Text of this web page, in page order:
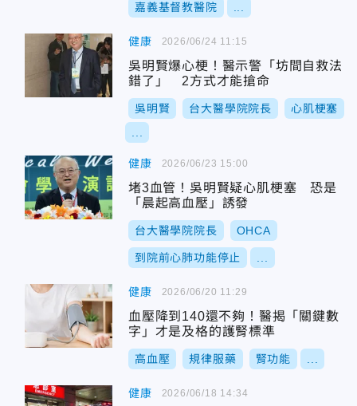
嘉義基督教醫院
健康
吳明賢爆心梗！醫示警「坊間自救法
錯了」 2方式才能搶命
吳明賢 台大醫學院院長 心肌梗塞
2026/06/24 11:15
健康
堵3血管！吳明賢疑心肌梗塞 恐是
「晨起高血壓」誘發
台大醫學院院長 OHCA
到院前心肺功能停止
2026/06/23 15:00
健康
血壓降到140還不夠！醫揭「關鍵數
字」才是及格的護腎標準
高血壓 規律服藥 腎功能
2026/06/20 11:29
健康 2026/06/18 14:34